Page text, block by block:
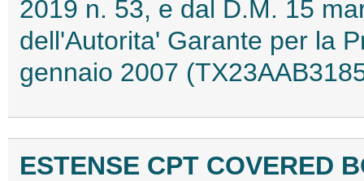
2019 n. 53, e dal D.M. 15
dell'Autorita' Garante per la
gennaio 2007
ESTENSE CPT COVERED